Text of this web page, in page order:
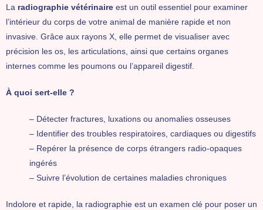
La radiographie vétérinaire est un outil essentiel pour examiner
l’intérieur du corps de votre animal de manière rapide et non
invasive. Grâce aux rayons X, elle permet de visualiser avec
précision les os, les articulations, ainsi que certains organes
internes comme les poumons ou l’appareil digestif.
À quoi sert-elle ?
– Détecter fractures, luxations ou anomalies osseuses
– Identifier des troubles respiratoires, cardiaques ou digestifs
– Repérer la présence de corps étrangers radio-opaques
ingérés
– Suivre l’évolution de certaines maladies chroniques
Indolore et rapide, la radiographie est un examen clé pour poser un